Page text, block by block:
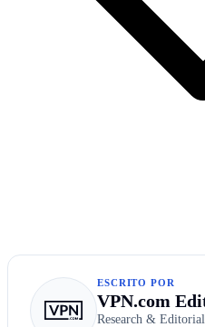
ESCRITO POR
VPN.com
Research & Editorial